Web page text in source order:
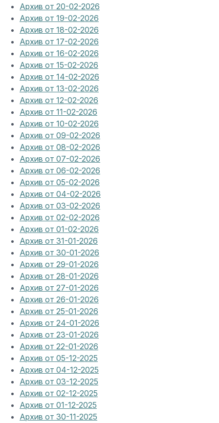
Архив от 20-02-2026
Архив от 19-02-2026
Архив от 18-02-2026
Архив от 17-02-2026
Архив от 16-02-2026
Архив от 15-02-2026
Архив от 14-02-2026
Архив от 13-02-2026
Архив от 12-02-2026
Архив от 11-02-2026
Архив от 10-02-2026
Архив от 09-02-2026
Архив от 08-02-2026
Архив от 07-02-2026
Архив от 06-02-2026
Архив от 05-02-2026
Архив от 04-02-2026
Архив от 03-02-2026
Архив от 02-02-2026
Архив от 01-02-2026
Архив от 31-01-2026
Архив от 30-01-2026
Архив от 29-01-2026
Архив от 28-01-2026
Архив от 27-01-2026
Архив от 26-01-2026
Архив от 25-01-2026
Архив от 24-01-2026
Архив от 23-01-2026
Архив от 22-01-2026
Архив от 05-12-2025
Архив от 04-12-2025
Архив от 03-12-2025
Архив от 02-12-2025
Архив от 01-12-2025
Архив от 30-11-2025